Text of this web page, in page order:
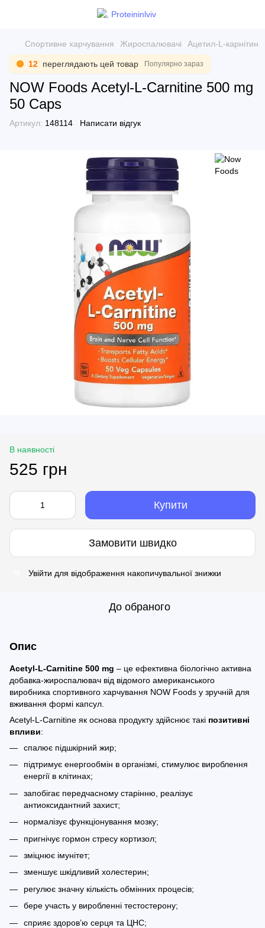
Спортивне харчування Жироспалювачі Ацетил-L-карнітин
12 переглядають цей товар Популярно зараз
NOW Foods Acetyl-L-Carnitine 500 mg
50 Caps
Артикул: 148114 Написати відгук
В наявності
525 грн
Купити
Замовити швидко
Увійти для відображення накопичувальної знижки
До обраного
Опис
Acetyl-L-Carnitine 500 mg – це ефективна біологічно активна
добавка-жироспалювач від відомого американського
виробника спортивного харчування NOW Foods у зручній для
вживання формі капсул.
Acetyl-L-Carnitine як основа продукту здійснює такі позитивні
впливи:
спалює підшкірний жир;
підтримує енергообмін в організмі, стимулює вироблення
енергії в клітинах;
запобігає передчасному старінню, реалізує
антиоксидантний захист;
нормалізує функціонування мозку;
пригнічує гормон стресу кортизол;
зміцнює імунітет;
зменшує шкідливий холестерин;
регулює значну кількість обмінних процесів;
бере участь у виробленні тестостерону;
сприяє здоров’ю серця та ЦНС;